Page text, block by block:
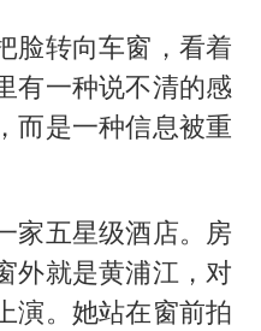
脸转向车窗，看着
有一种说不清的感
而是一种信息被重
家五星级酒店。房
外就是黄浦江，对
演。她站在窗前拍